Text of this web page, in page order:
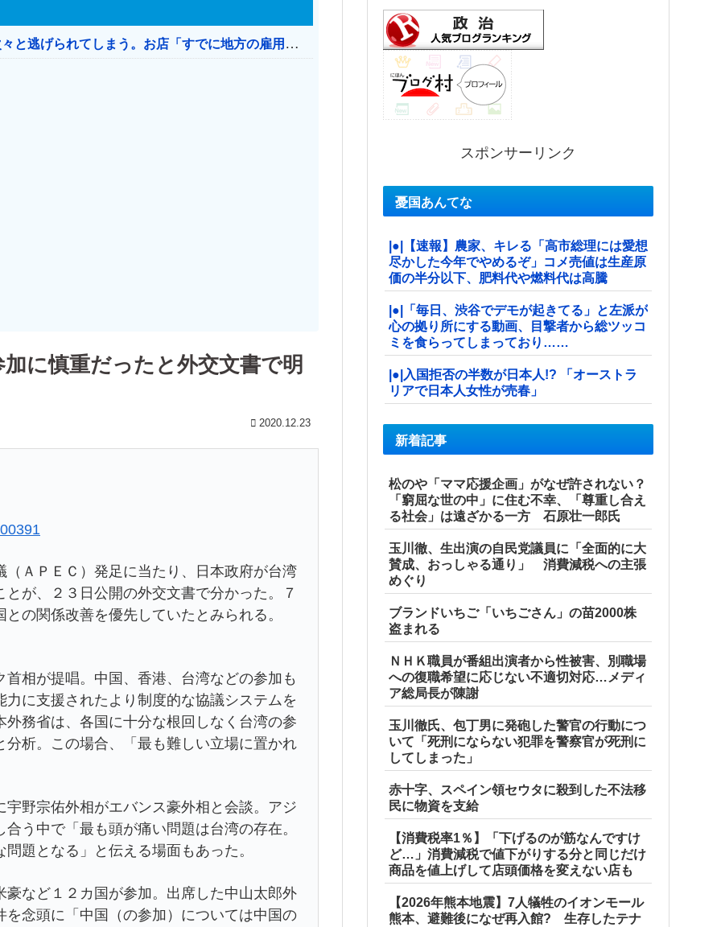
日本のお店、時給1500円でもミャンマー人に次々と逃げられてしまう。お店「すでに地方の雇用は崩壊」
に慎重だったと外交文書で明
2020.12.23
ＡＰＥＣ）発足に当たり、日本政府が台湾
が、２３日公開の外交文書で分かった。７
の関係改善を優先していたとみられる。
相が提唱。中国、香港、台湾などの参加も
に支援されたより制度的な協議システムを
務省は、各国に十分な根回しなく台湾の参
析。この場合、「最も難しい立場に置かれ
野宗佑外相がエバンス豪外相と会談。アジ
う中で「最も頭が痛い問題は台湾の存在。
題となる」と伝える場面もあった。
など１２カ国が参加。出席した中山太郎外
念頭に「中国（の参加）については中国の
スポンサーリンク
憂国あんてな
|●|【速報】農家、キレる「高市総理には愛想
尽かした今年でやめるぞ」コメ売値は生産原
価の半分以下、肥料代や燃料代は高騰
|●|「毎日、渋谷でデモが起きてる」と左派が
心の拠り所にする動画、目撃者から総ツッコ
ミを食らってしまっており……
|●|入国拒否の半数が日本人!? 「オーストラ
リアで日本人女性が売春」
新着記事
松のや「ママ応援企画」がなぜ許されない？
「窮屈な世の中」に住む不幸、「尊重し合え
る社会」は遠ざかる一方 石原壮一郎氏
玉川徹、生出演の自民党議員に「全面的に大
賛成、おっしゃる通り」 消費減税への主張
めぐり
ブランドいちご「いちごさん」の苗2000株
盗まれる
ＮＨＫ職員が番組出演者から性被害、別職場
への復職希望に応じない不適切対応…メディ
ア総局長が陳謝
玉川徹氏、包丁男に発砲した警官の行動につ
いて「死刑にならない犯罪を警察官が死刑に
してしまった」
赤十字、スペイン領セウタに殺到した不法移
民に物資を支給
【消費税率1％】「下げるのが筋なんですけ
ど…」消費減税で値下がりする分と同じだけ
商品を値上げして店頭価格を変えない店も
【2026年熊本地震】7人犠牲のイオンモール
熊本、避難後になぜ再入館? 生存したテナ